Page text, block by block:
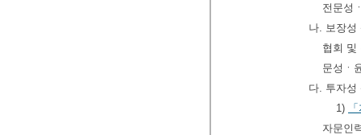
전문성
나. 보장
협회 및
문성ㆍ
다. 투자성
1)
자문인